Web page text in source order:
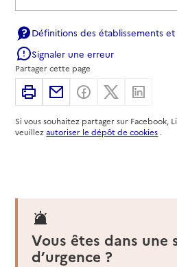
Source des données : Finess n°
Mis à jour le : 22/07/2026
Service de soins infirmiers à
SSIAD La Bevera
Adresse
2 sentier du Caramel
06500-Menton
Source des données : Finess n°
Mis à jour le : 08/08/2026
Définitions des établissements et
Signaler une erreur
Partager cette page
ImprimerPartager par email
Partager surPartager sur
Si vous souhaitez partager sur Facebook,
veuillezautoriser le dépôt de cookies .
Vous êtes dans une
d’urgence ?